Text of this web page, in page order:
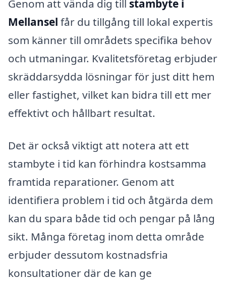
Genom att vända dig till stambyte i
Mellansel får du tillgång till lokal expertis
som känner till områdets specifika behov
och utmaningar. Kvalitetsföretag erbjuder
skräddarsydda lösningar för just ditt hem
eller fastighet, vilket kan bidra till ett mer
effektivt och hållbart resultat.
Det är också viktigt att notera att ett
stambyte i tid kan förhindra kostsamma
framtida reparationer. Genom att
identifiera problem i tid och åtgärda dem
kan du spara både tid och pengar på lång
sikt. Många företag inom detta område
erbjuder dessutom kostnadsfria
konsultationer där de kan ge